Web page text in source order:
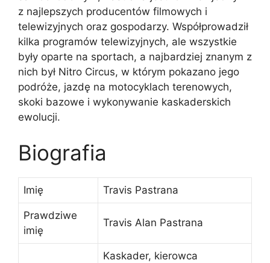
z najlepszych producentów filmowych i
telewizyjnych oraz gospodarzy. Współprowadził
kilka programów telewizyjnych, ale wszystkie
były oparte na sportach, a najbardziej znanym z
nich był Nitro Circus, w którym pokazano jego
podróże, jazdę na motocyklach terenowych,
skoki bazowe i wykonywanie kaskaderskich
ewolucji.
Biografia
Imię Travis Pastrana
Prawdziwe
imię
Travis Alan Pastrana
Kaskader, kierowca